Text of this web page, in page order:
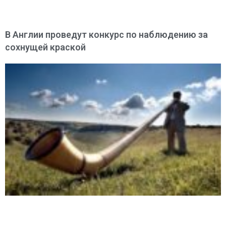
В Англии проведут конкурс по наблюдению за
сохнущей краской